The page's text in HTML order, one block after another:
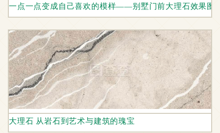
一点一点变成自己喜欢的模样——别墅门前大理石效果图
大理石 从岩石到艺术与建筑的瑰宝